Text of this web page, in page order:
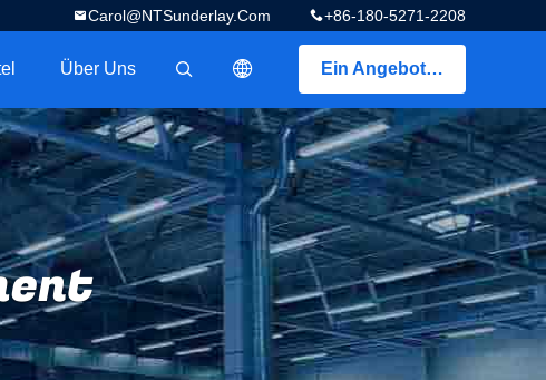
+86-180-5271-2208
Carol@NTSunderlay.com
Ein Angebot bekommen
描述
Über Uns